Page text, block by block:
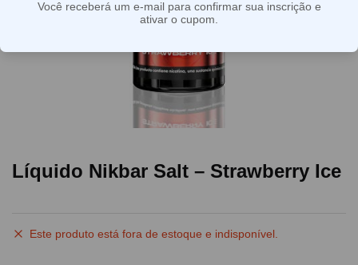
Líquido Nikbar Salt – Strawberry Ice
Este produto está fora de estoque e indisponível.
Você receberá um e-mail para confirmar sua inscrição e
ativar o cupom.